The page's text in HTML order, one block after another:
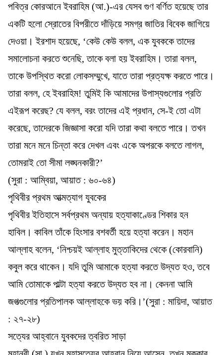
পবিত্র কোরআনে ইবরাহিম (আ.)-এর যেসব গুণ বর্ণিত হয়েছে তার
একটি হলো স্রোতের বিপরীতে দাঁড়িয়ে সমগ্র জাতির বিবেক জাগিয়ে
দেওয়া। ইরশাদ হয়েছে, ‘কেউ কেউ বলল, এক যুবককে তাদের
সমালোচনা করতে শুনেছি, তাকে বলা হয় ইবরাহিম। তারা বলল,
তাকে উপস্থিত করো লোকসম্মুখে, যাতে তারা প্রত্যক্ষ করতে পারে।
তারা বলল, হে ইবরাহিম! তুমিই কি আমাদের উপাস্যগুলোর প্রতি
এইরূপ করেছ? যে বলল, বরং তাদের এই প্রধান, সে-ই তো এটা
করেছে, তাদেরকে জিজ্ঞাসা করো যদি তারা কথা বলতে পারে। তখন
তারা মনে মনে চিন্তা করে দেখল এবং একে অপরকে বলতে লাগল,
তোমরাই তো সীমা লঙ্ঘনকারী?’
(সুরা : আম্বিয়া, আয়াত : ৬০-৬৪)
পৃথিবীর প্রথম আত্মত্যাগ যুবকের
পৃথিবীর ইতিহাসে সর্বপ্রথম অন্যায় হত্যাকাণ্ডের শিকার হন
হাবিল। কাবিল তাঁকে হিংসার বশবর্তী হয়ে হত্যা করেন। মহান
আল্লাহ বলেন, ‘নিশ্চয়ই আল্লাহ মুত্তাকিদের থেকে (কোরবানি)
কবুল করে থাকেন। যদি তুমি আমাকে হত্যা করতে উদ্যত হও, তবে
আমি তোমাকে পাল্টা হত্যা করতে উদ্যত হব না। কেননা আমি
জগত্গুলোর প্রতিপালক আল্লাহকে ভয় করি।’(সুরা : মায়িদা, আয়াত
: ২৭-২৮)
সত্যের আহ্বানে যুবকদের ত্বরিত সাড়া